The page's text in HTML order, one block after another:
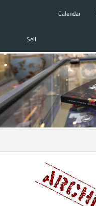
Calendar
Sell